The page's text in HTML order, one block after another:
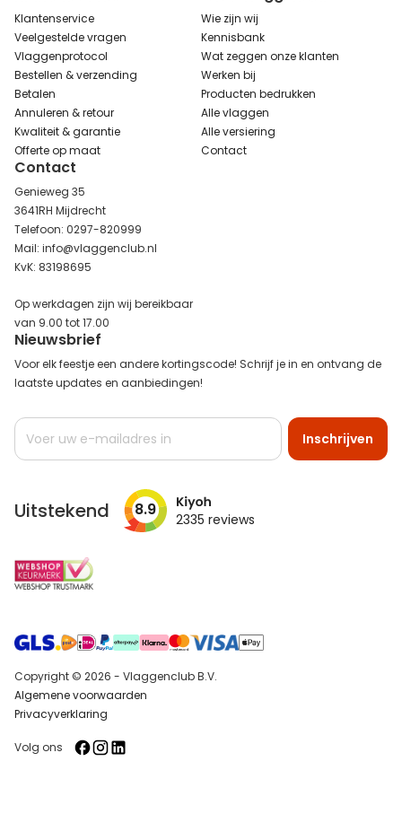
Klantenservice
Veelgestelde vragen
Vlaggenprotocol
Bestellen & verzending
Betalen
Annuleren & retour
Kwaliteit & garantie
Offerte op maat
Wie zijn wij
Kennisbank
Wat zeggen onze klanten
Werken bij
Producten bedrukken
Alle vlaggen
Alle versiering
Contact
Contact
Genieweg 35
3641RH Mijdrecht
Telefoon: 0297-820999
Mail: info@vlaggenclub.nl
KvK: 83198695
Op werkdagen zijn wij bereikbaar
van 9.00 tot 17.00
Nieuwsbrief
Voor elk feestje een andere kortingscode! Schrijf je in en ontvang de
laatste updates en aanbiedingen!
Abonneer
op
Inschrijven
Uitstekend 8.9 2335 reviews
Copyright © 2026 - Vlaggenclub B.V.
Algemene voorwaarden
Privacyverklaring
Volg ons